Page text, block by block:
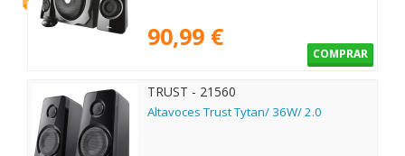
90,99 €
COMPRAR
TRUST - 21560
Altavoces Trust Tytan/ 36W/ 2.0